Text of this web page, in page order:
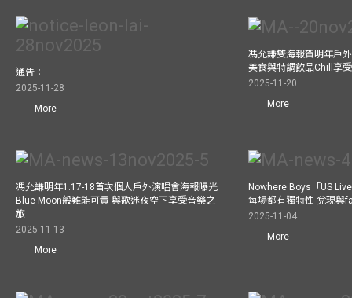
通告：
2025-11-28
More
馮允謙雙海報賀明年戶
美食與特調飲品Chill享
2025-11-20
More
馮允謙明年1.17-18首次個人戶外演唱會海報曝光
Blue Moon般難能可貴 與歌迷夜空下享受音樂之
旅
2025-11-13
More
Nowhere Boys「US
每場都有獨特性 兌現與
2025-11-04
More